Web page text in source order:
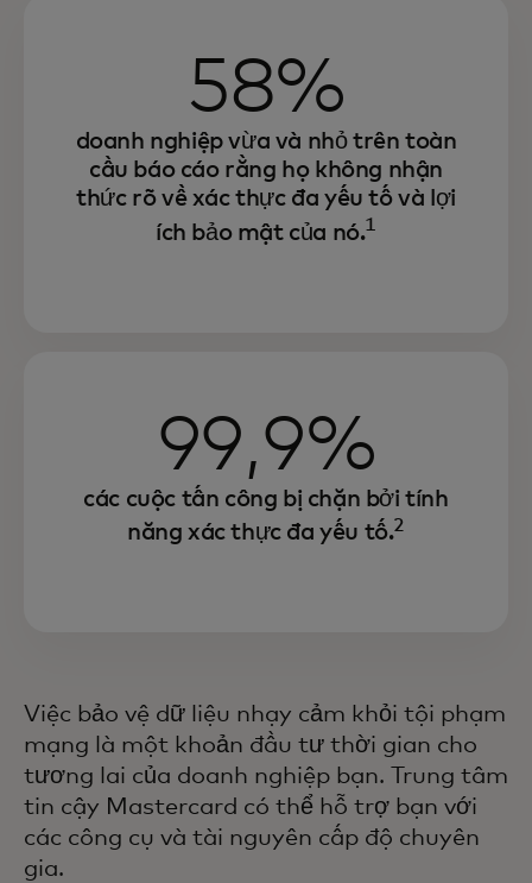
58%
doanh nghiệp vừa và nhỏ trên toàn
cầu báo cáo rằng họ không nhận
thức rõ về xác thực đa yếu tố và lợi
ích bảo mật của nó.1
99,9%
các cuộc tấn công bị chặn bởi tính
năng xác thực đa yếu tố.2
Việc bảo vệ dữ liệu nhạy cảm khỏi tội phạm
mạng là một khoản đầu tư thời gian cho
tương lai của doanh nghiệp bạn. Trung tâm
tin cậy Mastercard có thể hỗ trợ bạn với
các công cụ và tài nguyên cấp độ chuyên
gia.